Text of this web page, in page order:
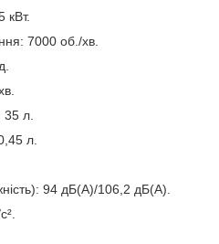
кВт.
7000 об./хв.
35 л.
л.
94 дБ(А)/106,2 дБ(А).